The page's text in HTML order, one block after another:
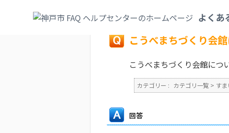
よくあ
戻る
こうべまちづくり会
こうべまちづくり会館につ
カテゴリー : カテゴリ一覧 > す
回答